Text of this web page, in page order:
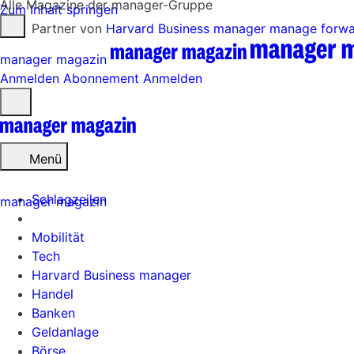
Zum Inhalt springen
Partner von Harvard Business manager manage
manager magazin
Anmelden Abonnement Anmelden
öffnen
Menü
Schlagzeilen
Mobilität
Tech
Harvard Business manager
Handel
Banken
Geldanlage
Börse
Alle Magazine der manager-Gruppe
manager magazin